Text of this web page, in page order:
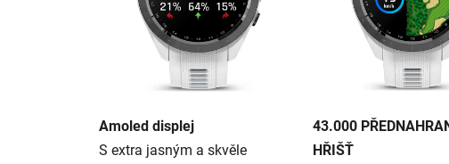
Amoled displej
S extra jasným a skvěle
43.000
HŘIŠŤ